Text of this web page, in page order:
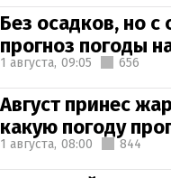
Без осадков, но
прогноз погоды
1 августа, 09:05 656
Август принес
какую погоду
1 августа, 08:00 844